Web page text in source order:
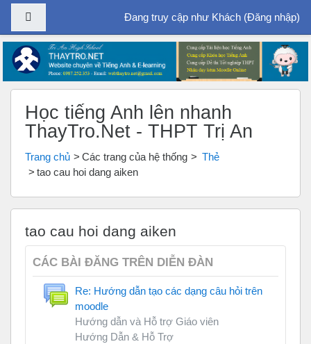
Chuyển tới nội dung chính
Bảng điều khiển cạnhĐang truy cập như Khách (Đăng nhập)
Học tiếng Anh lên nhanh
ThayTro.Net - THPT Trị An
Trang chủ Các trang của hệ thống
Thẻ
tao cau hoi dang aiken
tao cau hoi dang aiken
CÁC BÀI ĐĂNG TRÊN DIỄN ĐÀN
Re: Hướng dẫn tạo các dạng câu hỏi trên
moodle
Hướng dẫn và Hỗ trợ Giáo viên
Hướng Dẫn & Hỗ Trợ